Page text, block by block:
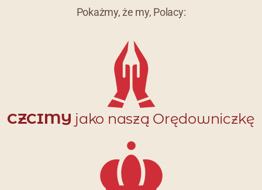
Pokażmy, że my, Polacy:
CZCIMY jako naszą Orędowniczkę